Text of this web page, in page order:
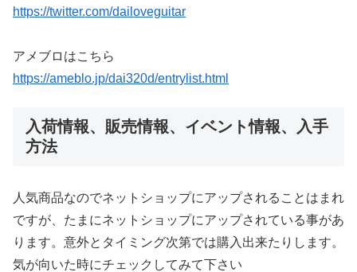
https://twitter.com/dailoveguitar
アメブロはこちら
https://ameblo.jp/dai320d/entrylist.html
入荷情報、販売情報、イベント情報、入手
方法
人気商品なのでネットショップにアップされることはまれ
ですが、たまにネットショップにアップされている事があ
ります。意外とタイミング次第では購入出来たりします。
気が向いた時にチェックしてみて下さい